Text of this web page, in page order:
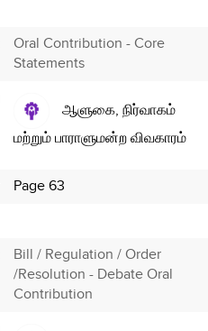
Oral Contribution - Core
Statements
ஆளுகை, நிர்வாகம்
மற்றும் பாராளுமன்ற விவகாரம்
Page 63
Bill / Regulation / Order
/Resolution - Debate Oral
Contribution